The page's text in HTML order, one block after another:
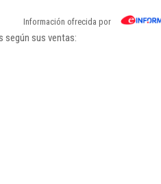
Información ofrecida por
según sus ventas: